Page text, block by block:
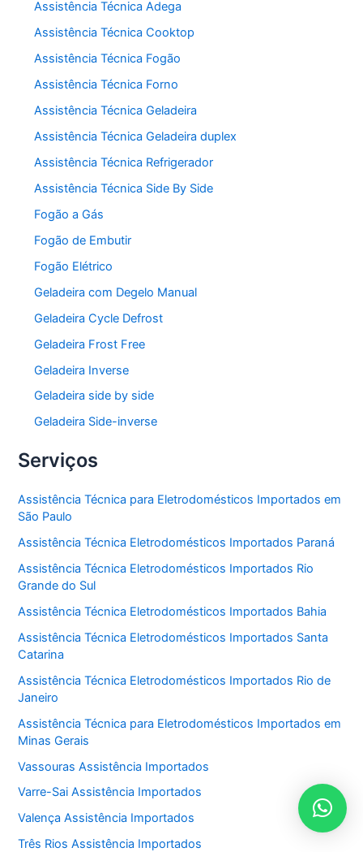
Assistência Técnica Adega
Assistência Técnica Cooktop
Assistência Técnica Fogão
Assistência Técnica Forno
Assistência Técnica Geladeira
Assistência Técnica Geladeira duplex
Assistência Técnica Refrigerador
Assistência Técnica Side By Side
Fogão a Gás
Fogão de Embutir
Fogão Elétrico
Geladeira com Degelo Manual
Geladeira Cycle Defrost
Geladeira Frost Free
Geladeira Inverse
Geladeira side by side
Geladeira Side-inverse
Serviços
Assistência Técnica para Eletrodomésticos Importados em
São Paulo
Assistência Técnica Eletrodomésticos Importados Paraná
Assistência Técnica Eletrodomésticos Importados Rio
Grande do Sul
Assistência Técnica Eletrodomésticos Importados Bahia
Assistência Técnica Eletrodomésticos Importados Santa
Catarina
Assistência Técnica Eletrodomésticos Importados Rio de
Janeiro
Assistência Técnica para Eletrodomésticos Importados em
Minas Gerais
Vassouras Assistência Importados
Varre-Sai Assistência Importados
Valença Assistência Importados
Três Rios Assistência Importados